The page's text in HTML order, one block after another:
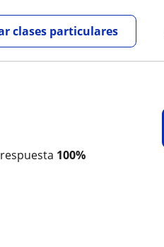
clases particulares
respuesta 100%